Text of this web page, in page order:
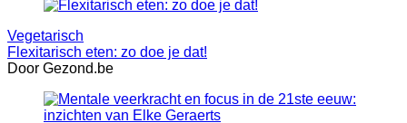
Vegetarisch
Flexitarisch eten: zo doe je dat!
Door Gezond.be